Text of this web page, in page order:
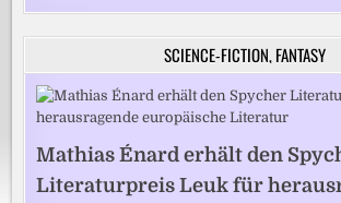
SCIENCE-FICTION, FANTASY
Mathias Énard erhält den
Literaturpreis Leuk für